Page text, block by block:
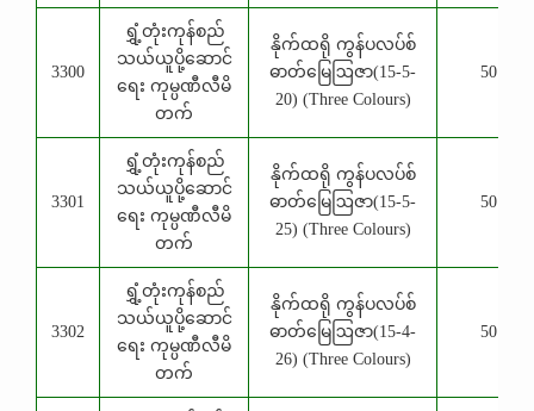
3300
ရွှံ့တုံးကုန်စည်
သယ်ယူပို့ဆောင်
ရေး ကုမ္ပဏီလီမိ
တက်
နိုက်ထရို ကွန်ပလပ်စ်
ဓာတ်မြေဩဇာ(15-5-
20) (Three Colours)
50 Kg
3301
ရွှံ့တုံးကုန်စည်
သယ်ယူပို့ဆောင်
ရေး ကုမ္ပဏီလီမိ
တက်
နိုက်ထရို ကွန်ပလပ်စ်
ဓာတ်မြေဩဇာ(15-5-
25) (Three Colours)
50 Kg
3302
ရွှံ့တုံးကုန်စည်
သယ်ယူပို့ဆောင်
ရေး ကုမ္ပဏီလီမိ
တက်
နိုက်ထရို ကွန်ပလပ်စ်
ဓာတ်မြေဩဇာ(15-4-
26) (Three Colours)
50 Kg